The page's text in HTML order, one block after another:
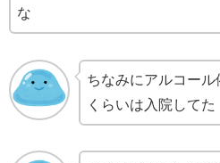
な
ちなみにアルコー
くらいは入院してた